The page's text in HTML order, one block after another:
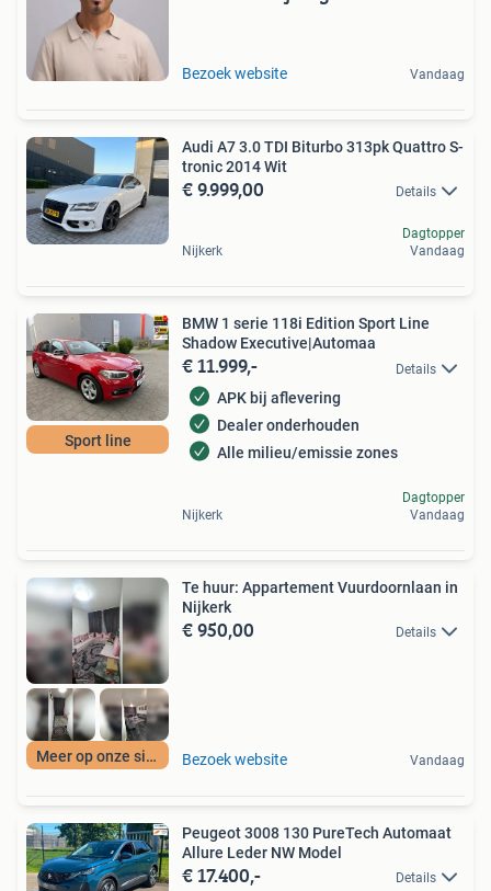
Bezoek website Vandaag
Audi A7 3.0 TDI Biturbo 313pk Quattro S-
tronic 2014 Wit
€ 9.999,00 Details
Nijkerk
Dagtopper
Vandaag
Sport line
BMW 1 serie 118i Edition Sport Line
Shadow Executive|Automaa
€ 11.999,- Details
APK bij aflevering
Dealer onderhouden
Alle milieu/emissie zones
Nijkerk
Dagtopper
Vandaag
Meer op onze site
Te huur: Appartement Vuurdoornlaan in
Nijkerk
€ 950,00 Details
Bezoek website Vandaag
Peugeot 3008 130 PureTech Automaat
Allure Leder NW Model
€ 17.400,- Details